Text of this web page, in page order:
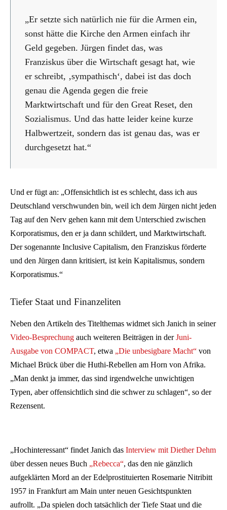
„Er setzte sich natürlich nie für die Armen ein,
sonst hätte die Kirche den Armen einfach ihr
Geld gegeben. Jürgen findet das, was
Franziskus über die Wirtschaft gesagt hat, wie
er schreibt, ‚sympathisch‘, dabei ist das doch
genau die Agenda gegen die freie
Marktwirtschaft und für den Great Reset, den
Sozialismus. Und das hatte leider keine kurze
Halbwertzeit, sondern das ist genau das, was er
durchgesetzt hat.“
Und er fügt an: „Offensichtlich ist es schlecht, dass ich aus
Deutschland verschwunden bin, weil ich dem Jürgen nicht jeden
Tag auf den Nerv gehen kann mit dem Unterschied zwischen
Korporatismus, den er ja dann schildert, und Marktwirtschaft.
Der sogenannte Inclusive Capitalism, den Franziskus förderte
und den Jürgen dann kritisiert, ist kein Kapitalismus, sondern
Korporatismus.“
Tiefer Staat und Finanzeliten
Neben den Artikeln des Titelthemas widmet sich Janich in seiner
Video-Besprechung auch weiteren Beiträgen in derJuni-
Ausgabe von COMPACT, etwa „Die unbesigbare Macht“ von
Michael Brück über die Huthi-Rebellen am Horn von Afrika.
„Man denkt ja immer, das sind irgendwelche unwichtigen
Typen, aber offensichtlich sind die schwer zu schlagen“, so der
Rezensent.
„Hochinteressant“ findet Janich das Interview mit Diether Dehm
über dessen neues Buch „Rebecca“, das den nie gänzlich
aufgeklärten Mord an der Edelprostituierten Rosemarie Nitribitt
1957 in Frankfurt am Main unter neuen Gesichtspunkten
aufrollt. „Da spielen doch tatsächlich der Tiefe Staat und die